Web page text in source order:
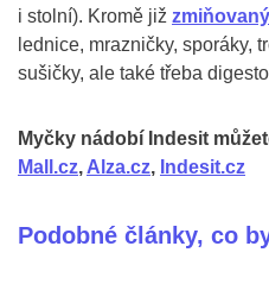
i stolní). Kromě již
lednice, mrazničky, sporáky,
sušičky, ale také třeba
Myčky nádobí Indesit
Mall.cz, Alza.cz, Indesit.cz
Podobné články, co